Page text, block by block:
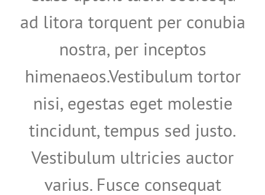
ad litora torquent per conubia
nostra, per inceptos
himenaeos.Vestibulum tortor
nisi, egestas eget molestie
tincidunt, tempus sed justo.
Vestibulum ultricies auctor
varius. Fusce consequat